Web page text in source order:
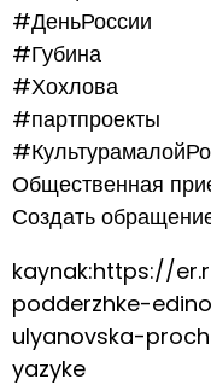
#ДеньРоссии
#Губина
#Хохлова
#партпроекты
Общественная
Создать
kaynak:https://
podderzhke-
ulyanovska-
yazyke